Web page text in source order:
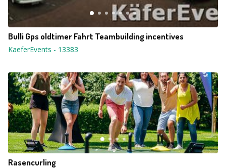
Bulli Gps oldtimer Fahrt Teambuilding incentives
KaeferEvents - 13383
Rasencurling